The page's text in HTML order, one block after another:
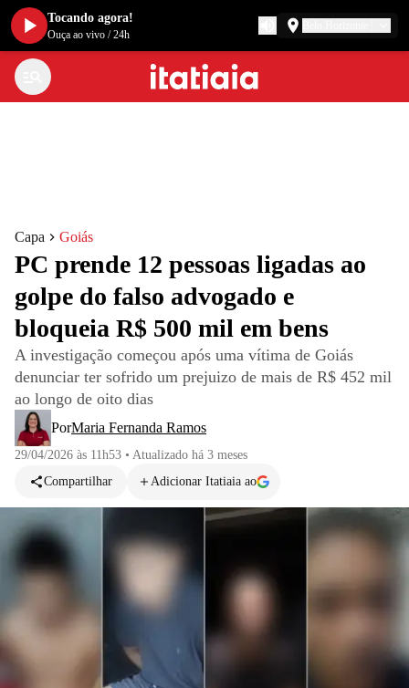
Capa Goiás
PC prende 12 pessoas ligadas ao
golpe do falso advogado e
bloqueia R$ 500 mil em bens
A investigação começou após uma vítima de Goiás
denunciar ter sofrido um prejuizo de mais de R$ 452 mil
ao longo de oito dias
PorMaria Fernanda Ramos
29/04/2026 às 11h53 • Atualizado há 3 meses
Compartilhar
Adicionar Itatiaia ao
Tocando agora!
Ouça ao vivo /24h